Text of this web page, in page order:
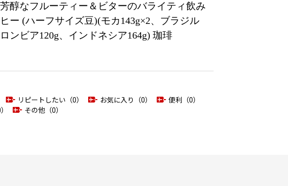
醇なフルーティー＆ビターのバライティ飲み
ー (ハーフサイズ豆)(モカ143g×2、ブラジル
ンビア120g、インドネシア164g) 珈琲
リピートしたい（0） お気に入り（0）
便利（0）
その他（0）